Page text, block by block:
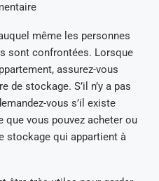
même les personnes
sont confrontées. Lorsque
assurez-vous
de stockage. S’il n’y a pas
vous s’il existe
que vous pouvez acheter ou
stockage qui appartient à